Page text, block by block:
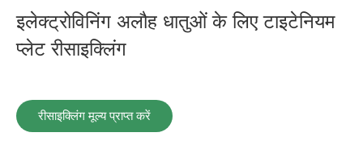
इलेक्ट्रोविनिंग अलौह धातुओं के लिए टाइटेनियम
प्लेट रीसाइक्लिंग
रीसाइक्लिंग मूल्य प्राप्त करें